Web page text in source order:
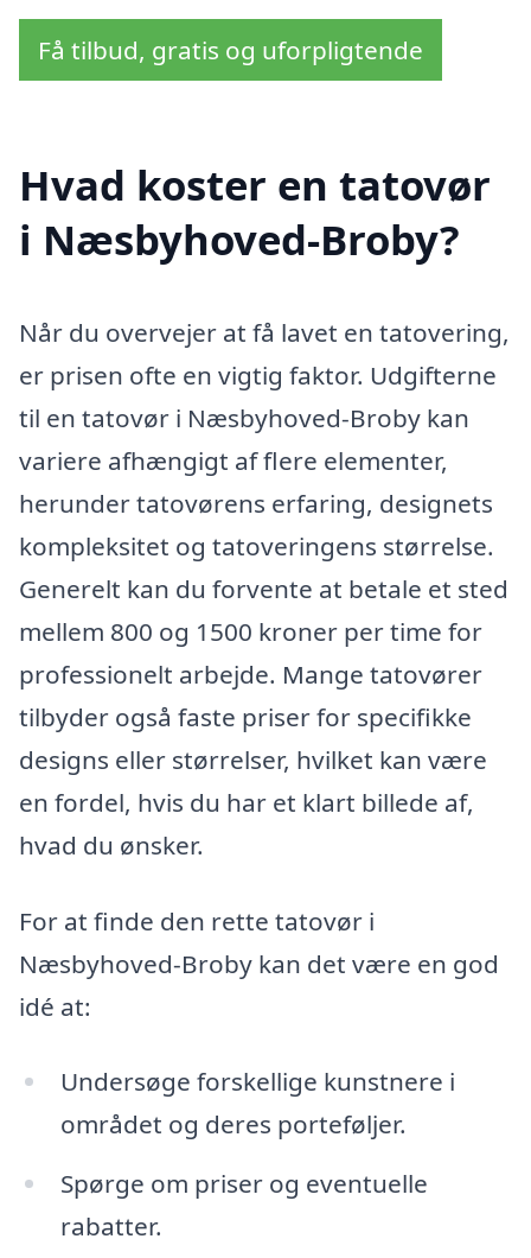
Få tilbud, gratis og uforpligtende
Hvad koster en tatovør
i Næsbyhoved-Broby?
Når du overvejer at få lavet en tatovering,
er prisen ofte en vigtig faktor. Udgifterne
til en tatovør i Næsbyhoved-Broby kan
variere afhængigt af flere elementer,
herunder tatovørens erfaring, designets
kompleksitet og tatoveringens størrelse.
Generelt kan du forvente at betale et sted
mellem 800 og 1500 kroner per time for
professionelt arbejde. Mange tatovører
tilbyder også faste priser for specifikke
designs eller størrelser, hvilket kan være
en fordel, hvis du har et klart billede af,
hvad du ønsker.
For at finde den rette tatovør i
Næsbyhoved-Broby kan det være en god
idé at:
Undersøge forskellige kunstnere i
området og deres porteføljer.
Spørge om priser og eventuelle
rabatter.